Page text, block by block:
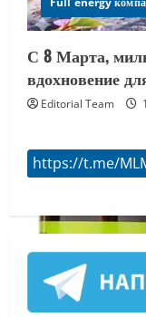
С 8 Марта,
вдохновение
Editorial Team
https://t.me/